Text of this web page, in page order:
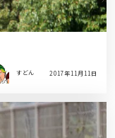
すどん 2017年11月11日